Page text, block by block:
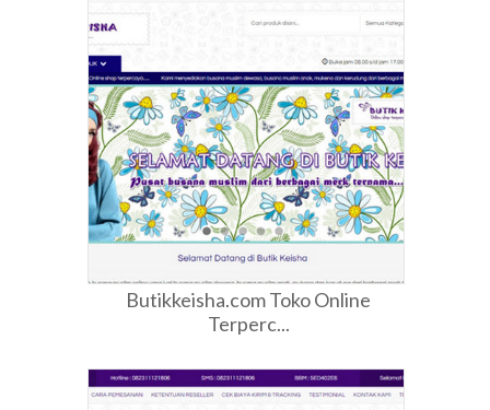
Butikkeisha.com Toko Online
Terperc...